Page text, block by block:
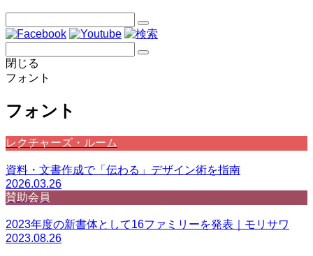
閉じる
フォント
フォント
レクチャーズ・ルーム
資料・文書作成で「伝わる」デザイン術を指南
2026.03.26
賛助会員
2023年度の新書体として16ファミリーを発表｜モリサワ
2023.08.26